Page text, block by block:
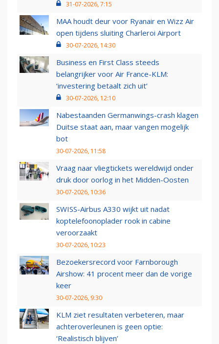
31-07-2026, 7:15
MAA houdt deur voor Ryanair en Wizz Air
open tijdens sluiting Charleroi Airport
30-07-2026, 14:30
Business en First Class steeds
belangrijker voor Air France-KLM:
‘investering betaalt zich uit’
30-07-2026, 12:10
Nabestaanden Germanwings-crash klagen
Duitse staat aan, maar vangen mogelijk
bot
30-07-2026, 11:58
Vraag naar vliegtickets wereldwijd onder
druk door oorlog in het Midden-Oosten
30-07-2026, 10:36
SWISS-Airbus A330 wijkt uit nadat
koptelefoonoplader rook in cabine
veroorzaakt
30-07-2026, 10:23
Bezoekersrecord voor Farnborough
Airshow: 41 procent meer dan de vorige
keer
30-07-2026, 9:30
KLM ziet resultaten verbeteren, maar
achteroverleunen is geen optie:
‘Realistisch blijven’